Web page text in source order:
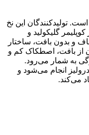
است. تولیدکنندگان این نخ
گلیکولید و
و بدون بافت، ساختار
از بافت، اصطکاک کم و
به شمار می‌رود.
انجام می‌شود و
می‌کند.